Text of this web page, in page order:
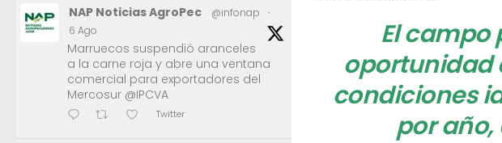
El campo
oportunidad
condiciones
por
NAP Noticias AgroPec @infonap
·
6 Ago
Marruecos suspendió aranceles
a la carne roja y abre una ventana
comercial para exportadores del
Mercosur @IPCVA
Twitter